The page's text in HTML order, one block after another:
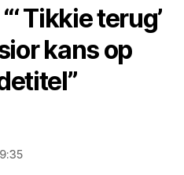
Tikkie terug’
kans op